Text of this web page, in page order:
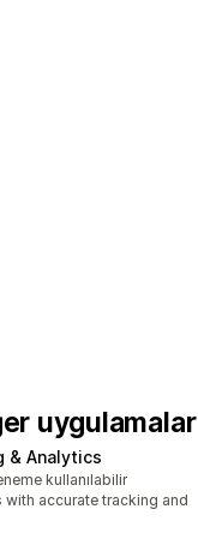
uygulamalar
& Analytics
kullanılabilir
accurate tracking and